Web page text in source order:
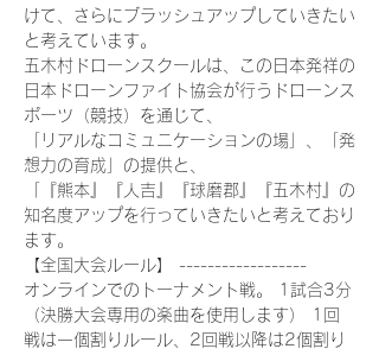
けて、さらにブラッシュアップしていきたい
と考えています。
五木村ドローンスクールは、この日本発祥の
日本ドローンファイト協会が行うドローンス
ポーツ（競技）を通じて、
「リアルなコミュニケーションの場」、「発
想力の育成」の提供と、
「『熊本』『人吉』『球磨郡』『五木村』の
知名度アップを行っていきたいと考えており
ます。
【全国大会ルール】 ------------------
オンラインでのトーナメント戦。 1試合3分
（決勝大会専用の楽曲を使用します） 1回
戦は一個割りルール、2回戦以降は2個割り